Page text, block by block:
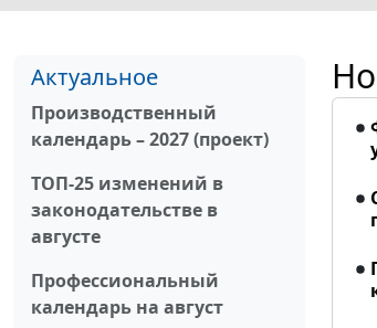
Актуальное
Производственный
календарь – 2027 (проект)
ТОП-25 изменений в
законодательстве в
августе
Профессиональный
календарь на август